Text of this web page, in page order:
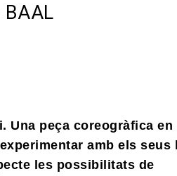
BAAL
Una peça coreogràfica en
amb els seus
les possibilitats de